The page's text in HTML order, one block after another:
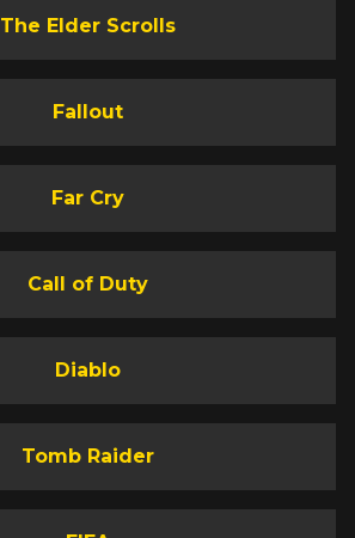
The Elder Scrolls
Fallout
Far Cry
Call of Duty
Diablo
Tomb Raider